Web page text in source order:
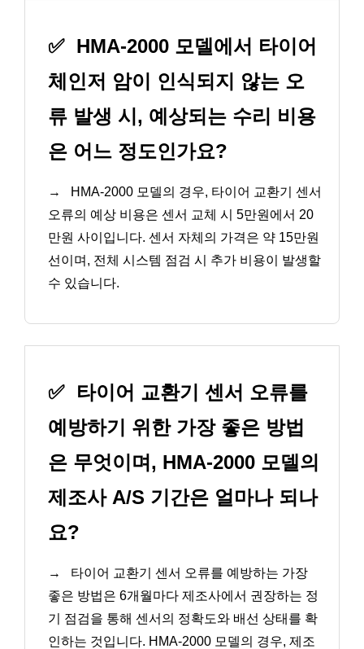
✅ HMA-2000 모델에서 타이어
체인저 암이 인식되지 않는 오
류 발생 시, 예상되는 수리 비용
은 어느 정도인가요?
→
HMA-2000 모델의 경우, 타이어 교환기 센서
오류의 예상 비용은 센서 교체 시 5만원에서 20
만원 사이입니다. 센서 자체의 가격은 약 15만원
선이며, 전체 시스템 점검 시 추가 비용이 발생할
수 있습니다.
✅
타이어 교환기 센서 오류를
예방하기 위한 가장 좋은 방법
은 무엇이며, HMA-2000 모델의
제조사 A/S 기간은 얼마나 되나
요?
→
타이어 교환기 센서 오류를 예방하는 가장
좋은 방법은 6개월마다 제조사에서 권장하는 정
기 점검을 통해 센서의 정확도와 배선 상태를 확
인하는 것입니다. HMA-2000 모델의 경우, 제조